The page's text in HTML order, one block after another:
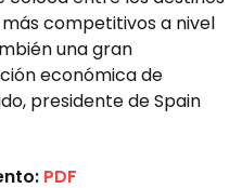
competitivos a nivel
una gran
económica de
presidente de Spain
PDF